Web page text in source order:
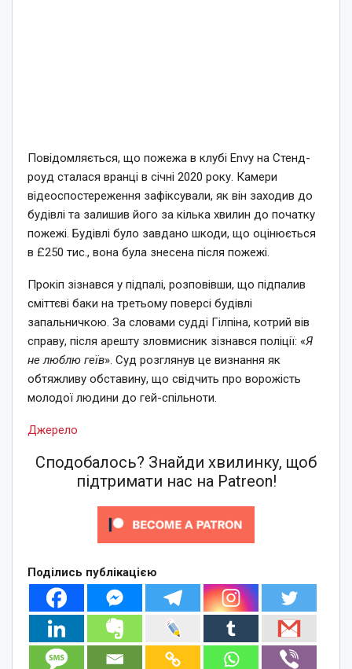
Повідомляється, що пожежа в клубі Envy на Стенд-
роуд сталася вранці в січні 2020 року. Камери
відеоспостереження зафіксували, як він заходив до
будівлі та залишив його за кілька хвилин до початку
пожежі. Будівлі було завдано шкоди, що оцінюється
в £250 тис., вона була знесена після пожежі.
Прокіп зізнався у підпалі, розповівши, що підпалив
сміттєві баки на третьому поверсі будівлі
запальничкою. За словами судді Гілпіна, котрий вів
справу, після арешту зловмисник зізнався поліції: «Я
не люблю геїв». Суд розглянув це визнання як
обтяжливу обставину, що свідчить про ворожість
молодої людини до гей-спільноти.
Джерело
Сподобалось? Знайди хвилинку, щоб
підтримати нас на Patreon!
Поділись публікацією